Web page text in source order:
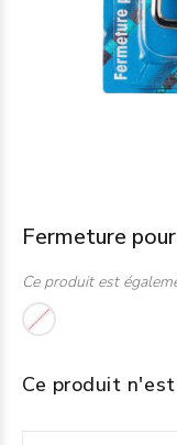
Fermeture
Ce produit est
Ce produit